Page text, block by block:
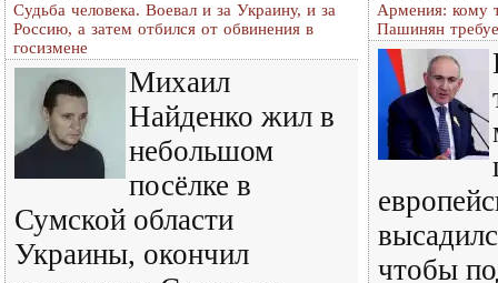
Судьба человека. Воевал и за Украину, и за
Россию, а затем отбился от обвинения в
госизмене
Михаил
Найденко жил в
небольшом
посёлке в
Сумской области
Украины, окончил
Армения: кому
Пашинян
чтобы